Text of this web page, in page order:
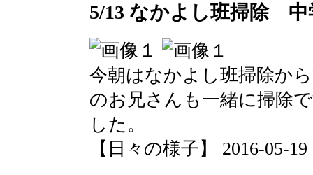
5/13 なかよし班掃除 中
今朝はなかよし班掃除か
のお兄さんも一緒に掃除
した。
【日々の様子】 2016-05-